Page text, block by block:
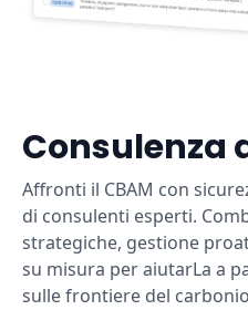
Consulenza
Affronti il CBAM con
di consulenti esperti.
strategiche, gestione
su misura per aiutarLa a
sulle frontiere del